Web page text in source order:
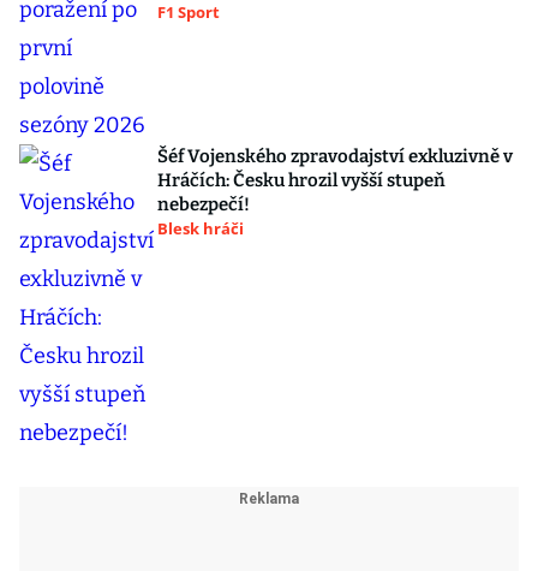
F1 Sport
Šéf Vojenského zpravodajství exkluzivně v
Hráčích: Česku hrozil vyšší stupeň
nebezpečí!
Blesk hráči